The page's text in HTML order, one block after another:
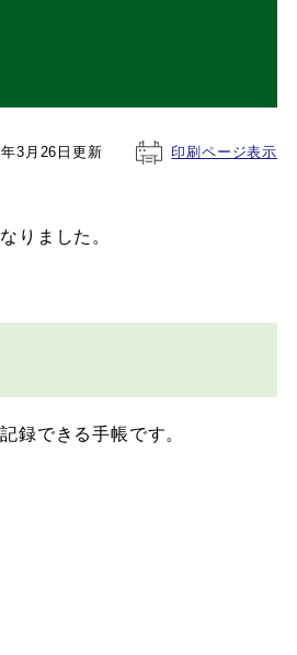
3月26日更新 印刷ページ表示
りました。
録できる手帳です。